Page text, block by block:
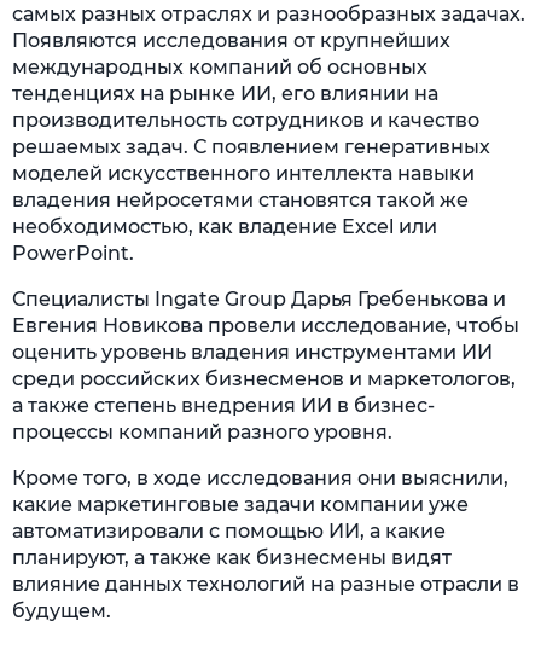
самых разных отраслях и разнообразных задачах.
Появляются исследования от крупнейших
международных компаний об основных
тенденциях на рынке ИИ, его влиянии на
производительность сотрудников и качество
решаемых задач. С появлением генеративных
моделей искусственного интеллекта навыки
владения нейросетями становятся такой же
необходимостью, как владение Excel или
PowerPoint.
Специалисты Ingate Group Дарья Гребенькова и
Евгения Новикова провели исследование, чтобы
оценить уровень владения инструментами ИИ
среди российских бизнесменов и маркетологов,
а также степень внедрения ИИ в бизнес-
процессы компаний разного уровня.
Кроме того, в ходе исследования они выяснили,
какие маркетинговые задачи компании уже
автоматизировали с помощью ИИ, а какие
планируют, а также как бизнесмены видят
влияние данных технологий на разные отрасли в
будущем.